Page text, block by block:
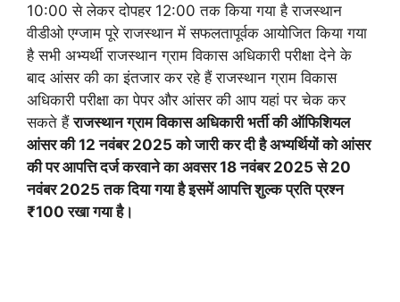
10:00 से लेकर दोपहर 12:00 तक किया गया है राजस्थान
वीडीओ एग्जाम पूरे राजस्थान में सफलतापूर्वक आयोजित किया गया
है सभी अभ्यर्थी राजस्थान ग्राम विकास अधिकारी परीक्षा देने के
बाद आंसर की का इंतजार कर रहे हैं राजस्थान ग्राम विकास
अधिकारी परीक्षा का पेपर और आंसर की आप यहां पर चेक कर
सकते हैंराजस्थान ग्राम विकास अधिकारी भर्ती की ऑफिशियल
आंसर की 12 नवंबर 2025 को जारी कर दी है अभ्यर्थियों को आंसर
की पर आपत्ति दर्ज करवाने का अवसर 18 नवंबर 2025 से 20
नवंबर 2025 तक दिया गया है इसमें आपत्ति शुल्क प्रति प्रश्न
₹100 रखा गया है।